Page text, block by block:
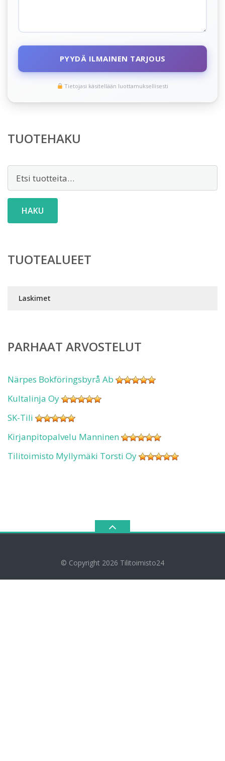
PYYDÄ ILMAINEN TARJOUS
Tietojasi käsitellään luottamuksellisesti
TUOTEHAKU
HAKU
TUOTEALUEET
Laskimet
PARHAAT ARVOSTELUT
Närpes Bokföringsbyrå Ab
Kultalinja Oy
SK-Tili
Kirjanpitopalvelu Manninen
Tilitoimisto Myllymäki Torsti Oy
© Copyright 2026 Tilitoimisto24